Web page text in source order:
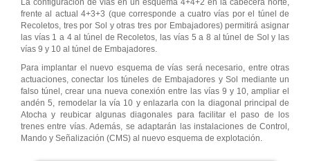
La configuración de vías en un esquema 4+4+2 en la cabecera norte,
frente al actual 4+3+3 (que corresponde a cuatro vías por el túnel de
Recoletos, tres por Sol y otras tres por Embajadores) permitirá asignar
las vías 1 a 4 al túnel de Recoletos, las vías 5 a 8 al túnel de Sol y las
vías 9 y 10 al túnel de Embajadores.
Para implantar el nuevo esquema de vías será necesario, entre otras
actuaciones, conectar los túneles de Embajadores y Sol mediante un
falso túnel, crear una nueva conexión entre las vías 9 y 10, ampliar el
andén 5, remodelar la vía 10 y enlazarla con la diagonal principal de
Atocha y reubicar algunas diagonales para facilitar el paso de los
trenes entre vías. Además, se adaptarán las instalaciones de Control,
Mando y Señalización (CMS) al nuevo esquema de explotación.